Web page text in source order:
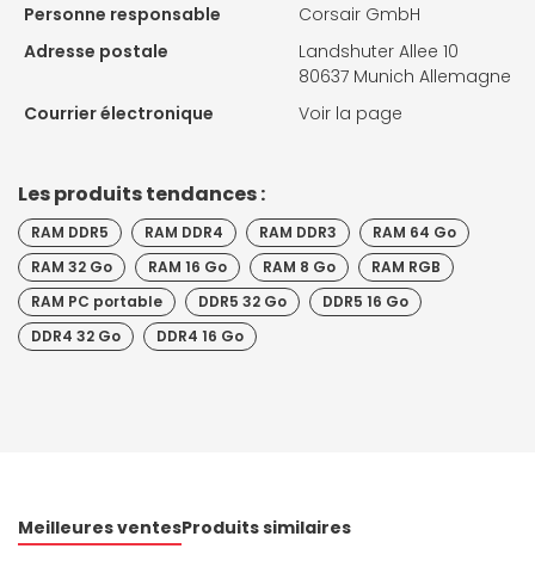
Personne responsable
Corsair GmbH
Adresse postale
Landshuter Allee 10
80637 Munich Allemagne
Courrier électronique
Voir la page
Les produits tendances :
RAM DDR5 RAM DDR4 RAM DDR3
RAM 64 Go
RAM 32 Go
RAM 16 Go RAM 8 Go
RAM RGB
RAM PC portable
DDR5 32 Go
DDR5 16 Go
DDR4 32 Go
DDR4 16 Go
Meilleures ventesProduits similaires